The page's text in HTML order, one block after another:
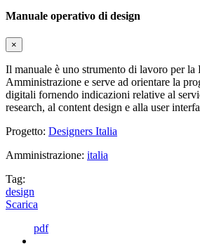
Manuale operativo di design
×
Il manuale è uno strumento di lavoro per la
Amministrazione e serve ad orientare la
digitali fornendo indicazioni relative al
research, al content design e alla user
Progetto: Designers Italia
Amministrazione: italia
Tag:
design
Scarica
pdf